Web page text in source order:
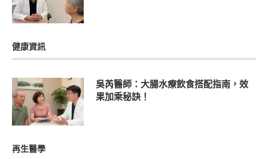
健康資訊
吳芮醫師：大腸水療飲食搭配指南，效
果加乘秘訣！
再生醫學